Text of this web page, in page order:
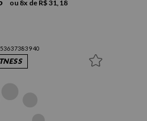
ou 8x de R$ 31,18
3637383940